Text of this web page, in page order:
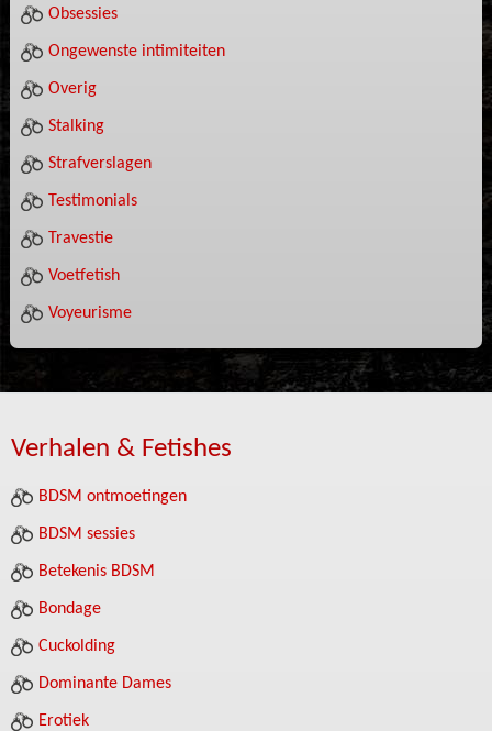
Obsessies
Ongewenste intimiteiten
Overig
Stalking
Strafverslagen
Testimonials
Travestie
Voetfetish
Voyeurisme
Verhalen & Fetishes
BDSM ontmoetingen
BDSM sessies
Betekenis BDSM
Bondage
Cuckolding
Dominante Dames
Erotiek